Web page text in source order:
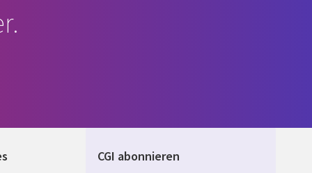
CGI abonnieren